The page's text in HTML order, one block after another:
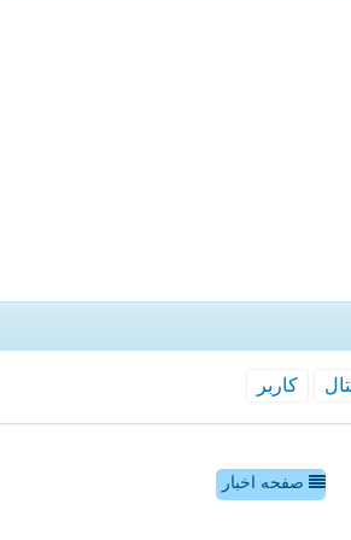
كاربر
صفحه اخبار